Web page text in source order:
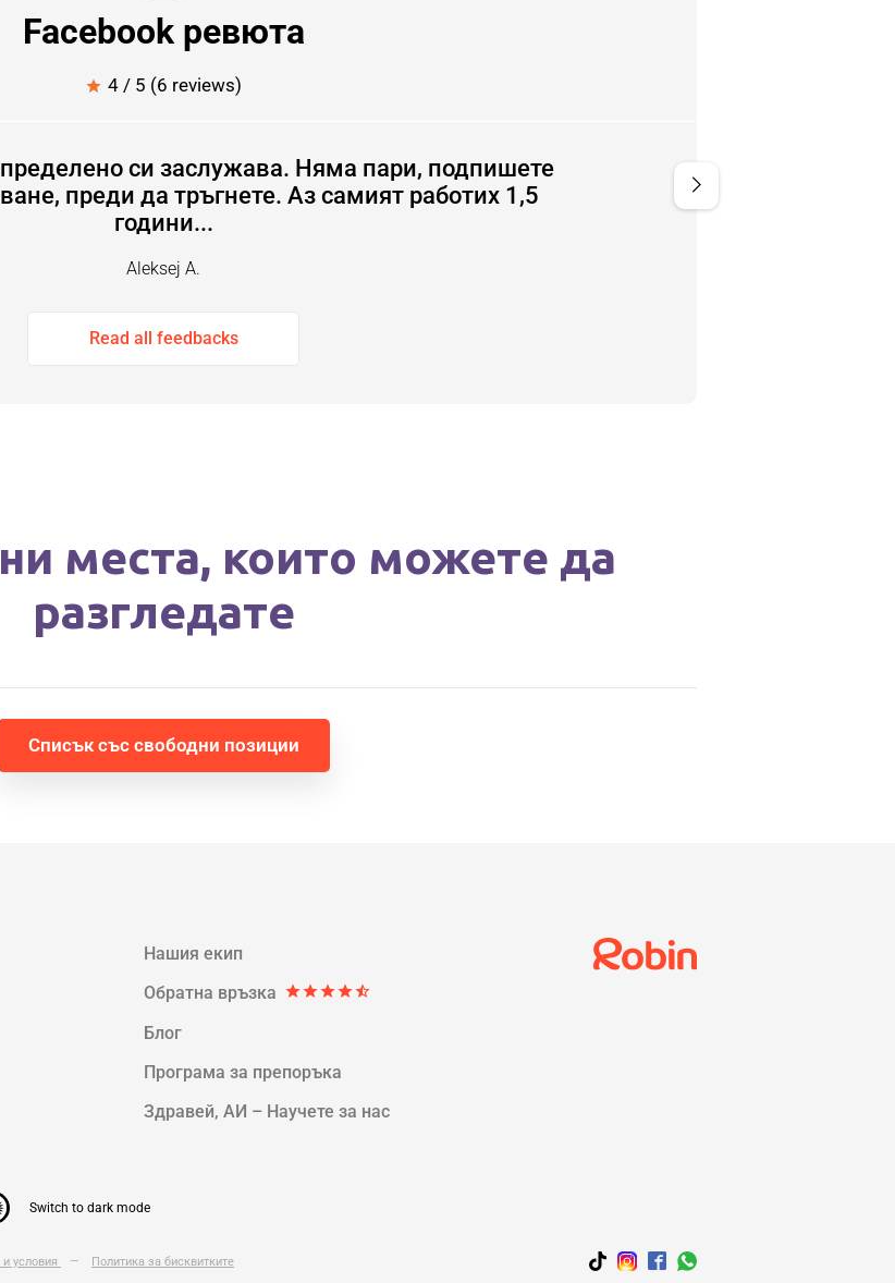
Facebook ревюта
star 4 / 5 (6 reviews)
си заслужава. Няма пари, подпишете
преди да тръгнете. Аз самият работих 1,5
години...
Aleksej A.
Свърших си работата
chevron_right
Read all feedbacks
места, които можете да
разгледате
Списък със свободни позиции
Нашия екип
Обратна връзка starstarstarstarstar_half
Блог
Програма за прeпоръка
Здравей, AИ – Научете за нас
Switch to dark mode
условия — Политика за бисквитките